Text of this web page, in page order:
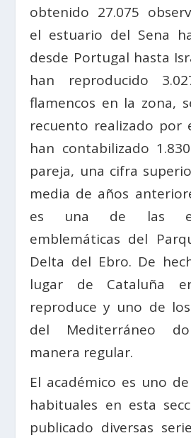
obtenido 27.075
el estuario del Sena
desde Portugal hasta
han reproducido
flamencos en la zona,
recuento realizado por
han contabilizado
pareja, una cifra
media de años
es una de las
emblemáticas del
Delta del Ebro. De
lugar de Cataluña
reproduce y uno de
del Mediterráneo
manera regular.
El académico es uno
habituales en esta
publicado diversas